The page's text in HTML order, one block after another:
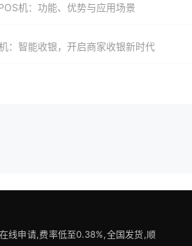
机：功能、优势与应用场景
：智能收银，开启商家收银新时代
线申请,费率低至0.38%,全国发货,顺